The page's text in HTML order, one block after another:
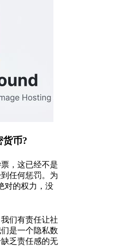
货币?
，这已经不是
任何惩罚。为
对的权力，没
们有责任让社
是一个隐私数
乏责任感的无